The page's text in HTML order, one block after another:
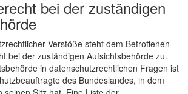
bei der zuständigen
Verstöße steht dem Betroffenen
bei der zuständigen Aufsichtsbehörde zu.
in datenschutzrechtlichen Fragen ist
des Bundeslandes, in dem